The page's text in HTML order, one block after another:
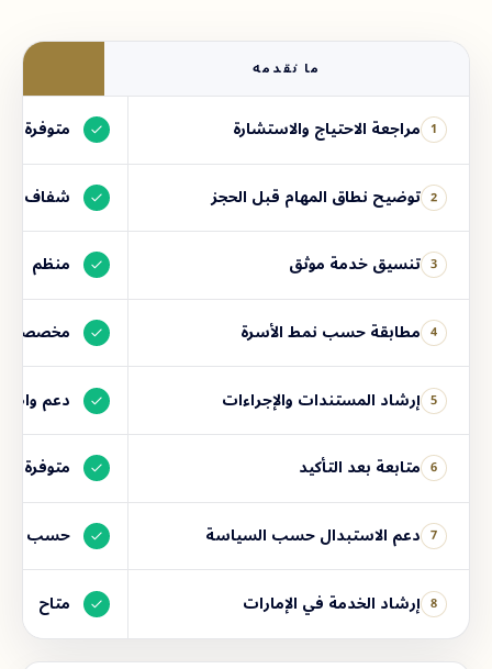
ما نقدمه
1 مراجعة الاحتياج والاستشارة متوفرة
2 توضيح نطاق المهام قبل الحجز شفاف
3 تنسيق خدمة موثق منظم
4 مطابقة حسب نمط الأسرة مخصصة
5 إرشاد المستندات والإجراءات دعم
6 متابعة بعد التأكيد متوفرة
7 دعم الاستبدال حسب السياسة حسب
8 إرشاد الخدمة في الإمارات متاح